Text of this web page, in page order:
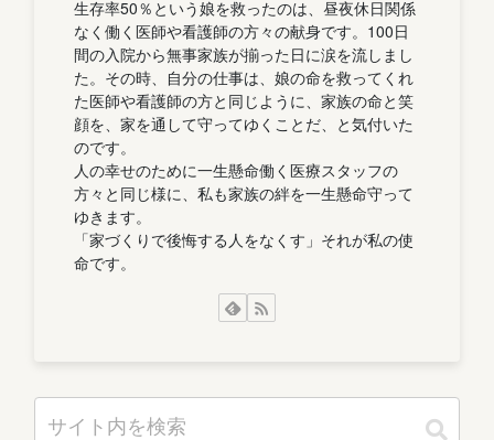
生存率50％という娘を救ったのは、昼夜休日関係
なく働く医師や看護師の方々の献身です。100日
間の入院から無事家族が揃った日に涙を流しまし
た。その時、自分の仕事は、娘の命を救ってくれ
た医師や看護師の方と同じように、家族の命と笑
顔を、家を通して守ってゆくことだ、と気付いた
のです。
人の幸せのために一生懸命働く医療スタッフの
方々と同じ様に、私も家族の絆を一生懸命守って
ゆきます。
「家づくりで後悔する人をなくす」それが私の使
命です。